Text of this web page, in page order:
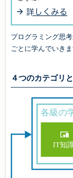
プログラミング思
ごとに学んでいきま
４つのカテゴリ